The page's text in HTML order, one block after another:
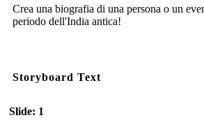
Crea una biografia di una persona o un
periodo dell'India antica!
Storyboard Text
Slide: 1